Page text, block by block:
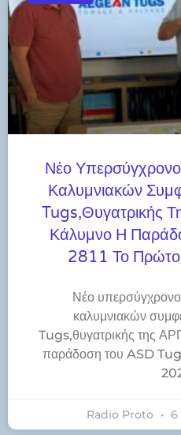
Νέο
Καλυμνιακών
Tugs,θυγατρικής
Κάλυμνο Η
2811 Το
Νέο
καλυμνιακών
Tugs,θυγατρικής της
παράδοση του ASD Tug
Radio Proto 6